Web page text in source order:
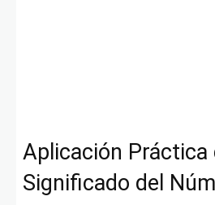
Aplicación Práctica
Significado del